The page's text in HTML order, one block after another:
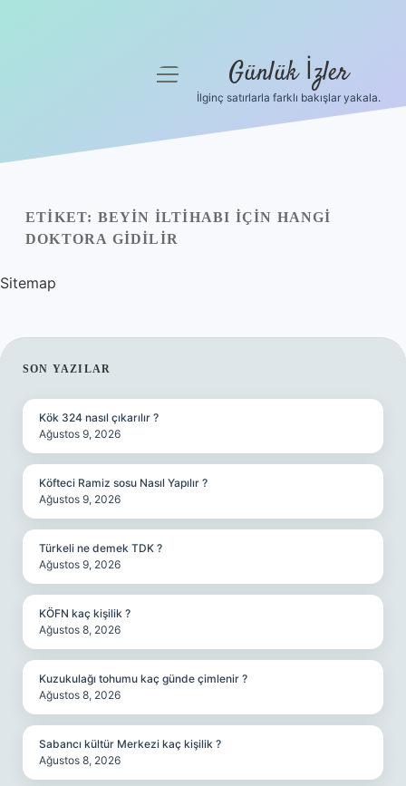
Yasal Uyarı
menüyü
Günlük İzler
İlginç satırlarla farklı bakışlar yakala.
ETIKET: BEYIN ILTIHABI IÇIN HANGI
DOKTORA GIDILIR
Sitemap
SIDEBAR
SON YAZILAR
Kök 324 nasıl çıkarılır ?
Ağustos 9, 2026
Köfteci Ramiz sosu Nasıl Yapılır ?
Ağustos 9, 2026
Türkeli ne demek TDK ?
Ağustos 9, 2026
KÖFN kaç kişilik ?
Ağustos 8, 2026
Kuzukulağı tohumu kaç günde çimlenir ?
Ağustos 8, 2026
Sabancı kültür Merkezi kaç kişilik ?
Ağustos 8, 2026